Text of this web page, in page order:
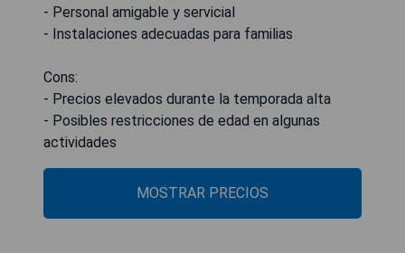
- Personal amigable y servicial
- Instalaciones adecuadas para familias
Cons:
- Precios elevados durante la temporada alta
- Posibles restricciones de edad en algunas
actividades
MOSTRAR PRECIOS